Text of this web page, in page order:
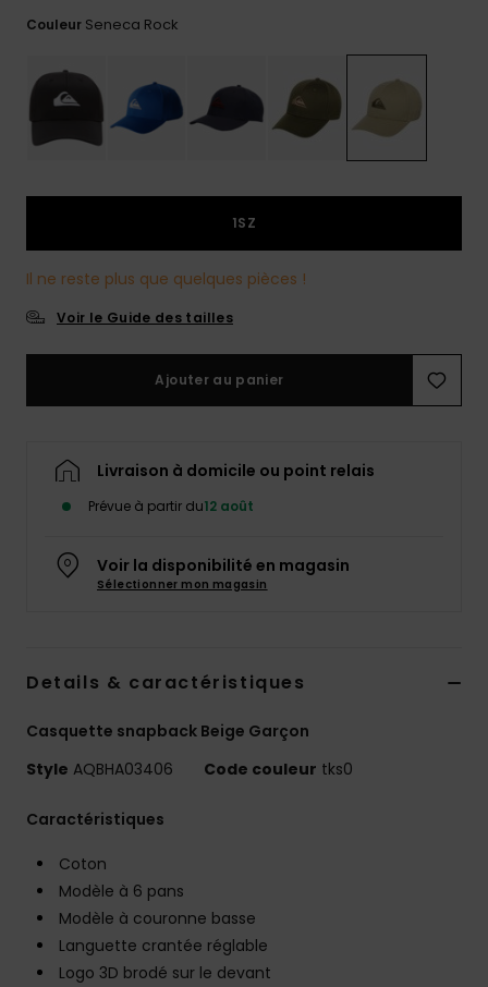
questions
et notre
formulaire
de
la FAQ
Couleur Seneca Rock
1SZ
Il ne reste plus que quelques pièces !
Voir le Guide des tailles
Ajouter au panier
Livraison à domicile ou point relais
Prévue à partir du12 août
Voir la disponibilité en magasin
Sélectionner mon magasin
Details & caractéristiques
Casquette snapback Beige Garçon
Style AQBHA03406 Code couleur tks0
Caractéristiques
Coton
Modèle à 6 pans
Modèle à couronne basse
Languette crantée réglable
Logo 3D brodé sur le devant